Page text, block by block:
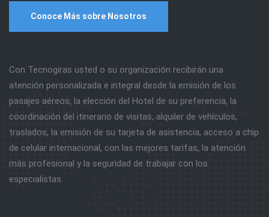
Conoce Más sobre Nosotros
Con Tecnogiras usted o su organización recibirán una
atención personalizada e integral desde la emisión de los
pasajes aéreos, la elección del Hotel de su preferencia, la
coordinación del itinerario de visitas, alquiler de vehículos,
traslados, la emisión de su tarjeta de asistencia, acceso a chip
de celular internacional, con las mejores tarifas, la atención
más profesional y la seguridad de trabajar con los
especialistas.